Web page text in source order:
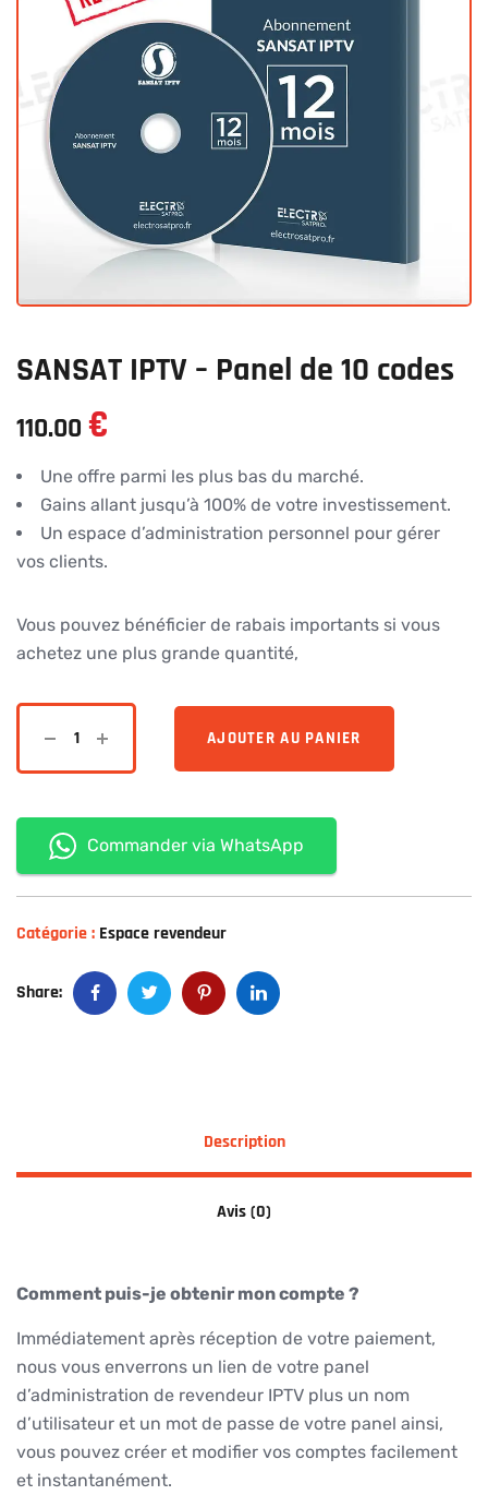
SANSAT IPTV – Panel de 10 codes
110.00 €
Une offre parmi les plus bas du marché.
Gains allant jusqu’à 100% de votre investissement.
Un espace d’administration personnel pour gérer
vos clients.
Vous pouvez bénéficier de rabais importants si vous
achetez une plus grande quantité,
AJOUTER AU PANIER
Commander via WhatsApp
Catégorie : Espace revendeur
Share:
Description
Avis (0)
Comment puis-je obtenir mon compte ?
Immédiatement après réception de votre paiement,
nous vous enverrons un lien de votre panel
d’administration de revendeur IPTV plus un nom
d’utilisateur et un mot de passe de votre panel ainsi,
vous pouvez créer et modifier vos comptes facilement
et instantanément.